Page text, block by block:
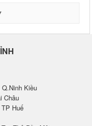
Kiều
Châu
Huế